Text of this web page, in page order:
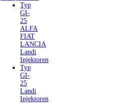
Typ
GI-
25
ALFA
FIAT
LANCIA
Landi
Injektoren
Typ
GI-
25
Landi
Injektoren